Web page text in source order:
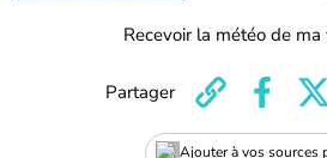
Recevoir la météo de
Ajouter à vos sources
Partager